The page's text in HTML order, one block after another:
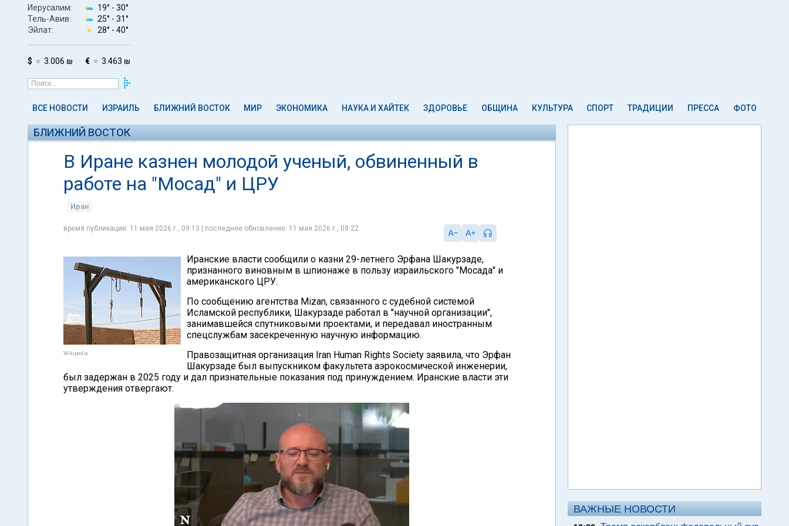
Иерусалим: 19° - 30°
Тель-Авив:
25° - 31°
Эйлат:
28° - 40°
$ 3.006 ₪ € 3.463 ₪
ВСЕ НОВОСТИ ИЗРАИЛЬ БЛИЖНИЙ ВОСТОК МИР ЭКОНОМИКА НАУКА И ХАЙТЕК ЗДОРОВЬЕ ОБЩИНА КУЛЬТУРА СПОРТ ТРАДИЦИИ ПРЕССА ФОТО
БЛИЖНИЙ ВОСТОК
В Иране казнен молодой ученый, обвиненный в
работе на "Мосад" и ЦРУ
Иран
время публикации: 11 мая 2026 г., 09:13 | последнее обновление: 11 мая 2026 г., 09:22
Wikipedia
Иранские власти сообщили о казни 29-летнего Эрфана Шакурзаде,
признанного виновным в шпионаже в пользу израильского "Мосада" и
американского ЦРУ.
По сообщению агентства Mizan, связанного с судебной системой
Исламской республики, Шакурзаде работал в "научной организации",
занимавшейся спутниковыми проектами, и передавал иностранным
спецслужбам засекреченную научную информацию.
Правозащитная организация Iran Human Rights Society заявила, что Эрфан
Шакурзаде был выпускником факультета аэрокосмической инженерии,
был задержан в 2025 году и дал признательные показания под принуждением. Иранские власти эти
утверждения отвергают.
ВАЖНЫЕ НОВОСТИ